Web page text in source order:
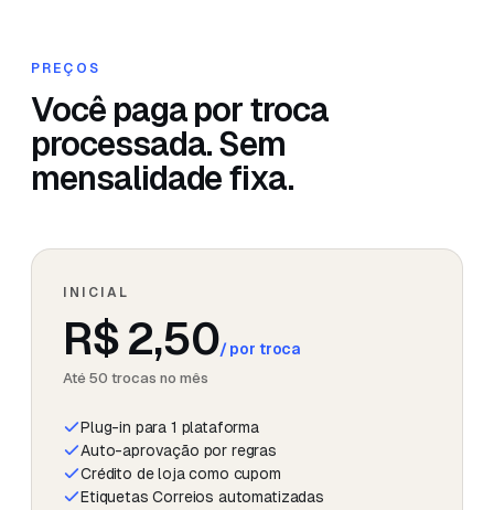
PREÇOS
Você paga por troca
processada. Sem
mensalidade fixa.
INICIAL
R$ 2,50/por troca
Até 50 trocas no mês
Plug-in para 1 plataforma
Auto-aprovação por regras
Crédito de loja como cupom
Etiquetas Correios automatizadas